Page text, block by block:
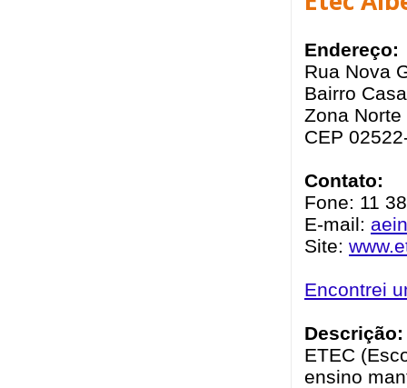
Endereço:
Rua Nova
Bairro
Zona
CEP
Contato:
Fone: 11
E-mail:
Site:
Encontrei
Descrição:
ETEC
ensino